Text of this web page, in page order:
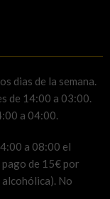
dias de la semana.
de 14:00 a 03:00.
a 04:00.
a 08:00 el
de 15€ por
No